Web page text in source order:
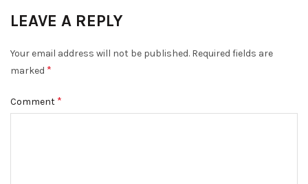
LEAVE A REPLY
Your email address will not be published. Required fields are
marked *
Comment *